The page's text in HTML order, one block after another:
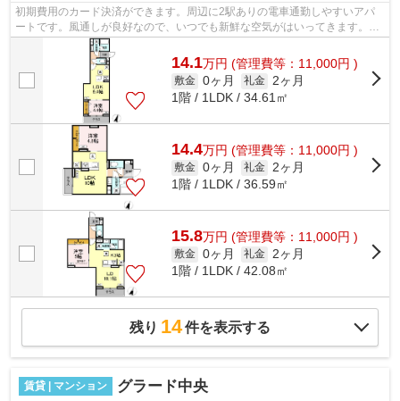
初期費用のカード決済ができます。周辺に2駅ありの電車通勤しやすいアパ
ートです。風通しが良好なので、いつでも新鮮な空気がはいってきます。徒
歩14分で駅へのアクセスができる物件で...
14.1万円 (管理費等：11,000円 )
敷金 0ヶ月 礼金
2ヶ月
1階 / 1LDK / 34.61㎡
14.4万円 (管理費等：11,000円 )
敷金 0ヶ月 礼金
2ヶ月
1階 / 1LDK / 36.59㎡
15.8万円 (管理費等：11,000円 )
敷金 0ヶ月 礼金
2ヶ月
1階 / 1LDK / 42.08㎡
残り 14件を表示する
賃貸 | マンション グラード中央